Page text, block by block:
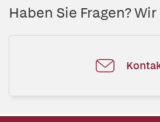
Haben Sie Fragen?